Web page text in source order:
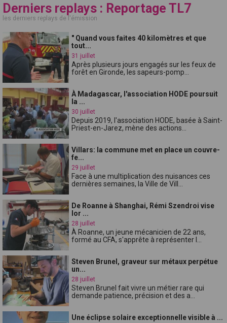
Derniers replays : Reportage TL7
les derniers replays de l'émission
" Quand vous faites 40 kilomètres et que
tout...
31 juillet
Après plusieurs jours engagés sur les feux de
forêt en Gironde, les sapeurs-pomp...
À Madagascar, l'association HODE poursuit
la ...
30 juillet
Depuis 2019, l'association HODE, basée à Saint-
Priest-en-Jarez, mène des actions...
Villars: la commune met en place un couvre-
fe...
29 juillet
Face à une multiplication des nuisances ces
dernières semaines, la Ville de Vill...
De Roanne à Shanghai, Rémi Szendroi vise
lor ...
28 juillet
À Roanne, un jeune mécanicien de 22 ans,
formé au CFA, s'apprête à représenter l...
Steven Brunel, graveur sur métaux perpétue
un...
28 juillet
Steven Brunel fait vivre un métier rare qui
demande patience, précision et des a...
Une éclipse solaire exceptionnelle visible à ...